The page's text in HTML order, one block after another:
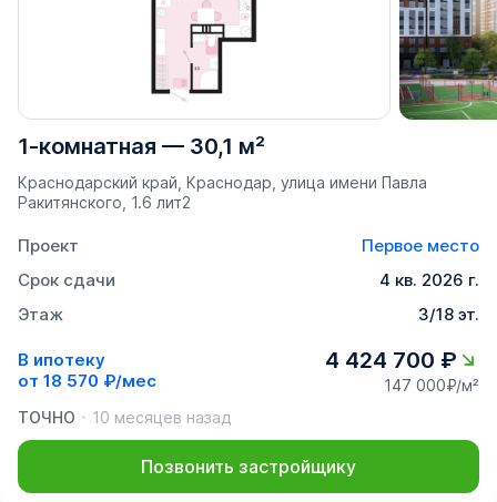
1-комнатная — 30,1 м²
Краснодарский край, Краснодар, улица имени Павла
Ракитянского, 1.6 лит2
Проект
Первое место
Срок сдачи
4 кв. 2026 г.
Этаж
3/18 эт.
В ипотеку
от 18 570 ₽/мес
4 424 700 ₽
147 000₽/м²
ТОЧНО
10 месяцев назад
Позвонить застройщику